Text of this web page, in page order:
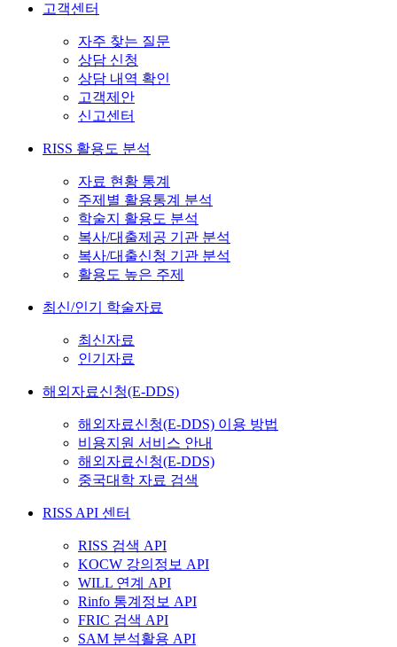
고객센터
자주 찾는 질문
상담 신청
상담 내역 확인
고객제안
신고센터
RISS 활용도 분석
자료 현황 통계
주제별 활용통계 분석
학술지 활용도 분석
복사/대출제공 기관 분석
복사/대출신청 기관 분석
활용도 높은 주제
최신/인기 학술자료
최신자료
인기자료
해외자료신청(E-DDS)
해외자료신청(E-DDS) 이용 방법
비용지원 서비스 안내
해외자료신청(E-DDS)
중국대학 자료 검색
RISS API 센터
RISS 검색 API
KOCW 강의정보 API
WILL 연계 API
Rinfo 통계정보 API
FRIC 검색 API
SAM 분석활용 API